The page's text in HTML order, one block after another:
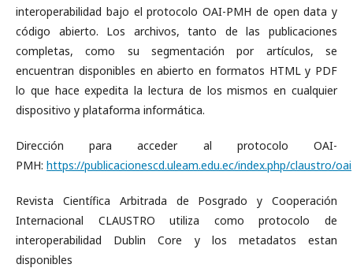
interoperabilidad bajo el protocolo OAI-PMH de open data y
código abierto. Los archivos, tanto de las publicaciones
completas, como su segmentación por artículos, se
encuentran disponibles en abierto en formatos HTML y PDF
lo que hace expedita la lectura de los mismos en cualquier
dispositivo y plataforma informática.
Dirección para acceder al protocolo OAI-
PMH: https://publicacionescd.uleam.edu.ec/index.php/claustro/oai
Revista Científica Arbitrada de Posgrado y Cooperación
Internacional CLAUSTRO utiliza como protocolo de
interoperabilidad Dublin Core y los metadatos estan
disponibles